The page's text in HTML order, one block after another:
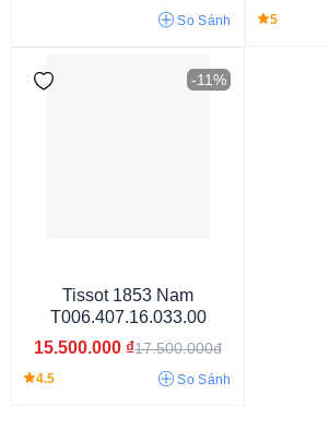
So Sánh 5
-11%
Tissot 1853 Nam
T006.407.16.033.00
15.500.000 ₫17.500.000đ
4.5 So Sánh